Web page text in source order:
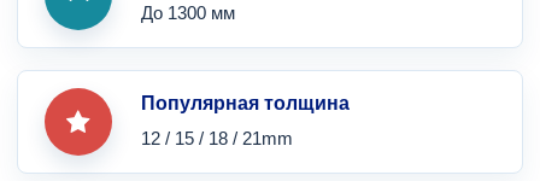
До 1300 мм
Популярная толщина
12 / 15 / 18 / 21mm